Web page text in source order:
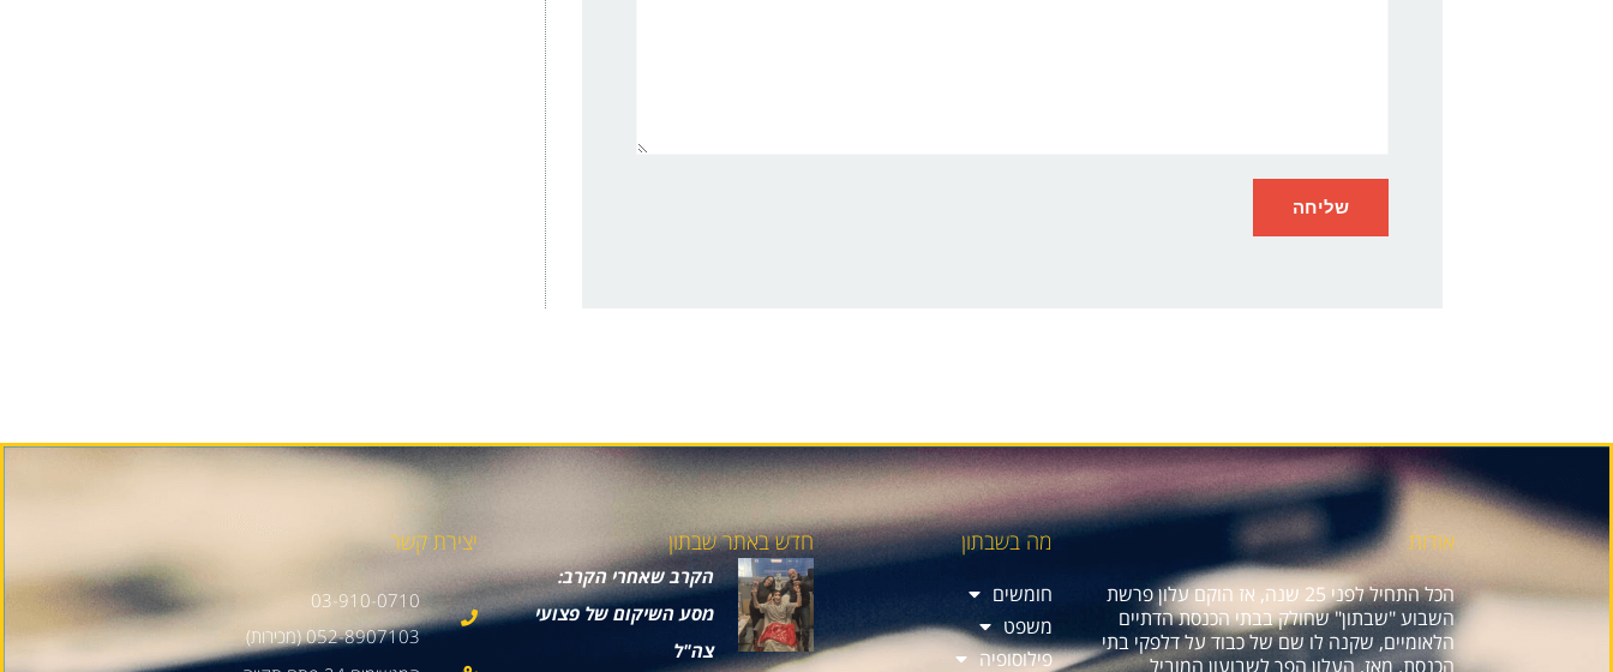
אודות
הכל התחיל לפני 25 שנה, אז הוקם עלון פרשת
השבוע "שבתון" שחולק בבתי הכנסת הדתיים
הלאומיים, שקנה לו שם של כבוד על דלפקי בתי
הכנסת. מאז, העלון הפך לשבועון המוביל
מה בשבתון
חומשים
משפט
פילוסופיה
חדש באתר שבתון
הקרב שאחרי הקרב:
מסע השיקום של פצועי
צה"ל
יצירת קשר
03-910-0710
052-8907103 (מכירות)